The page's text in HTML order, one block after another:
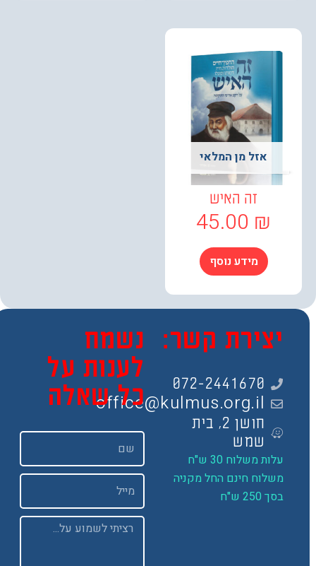
אזל מן המלאי
זה האיש
45.00
מידע נוסף
קשר:
072-2441670
office@kulmus.org.il
חושן 2, בית
שמש
משלוח 30 ש"ח
חינם החל מקניה
נשמח
לענות על
כל שאלה
Email
Message